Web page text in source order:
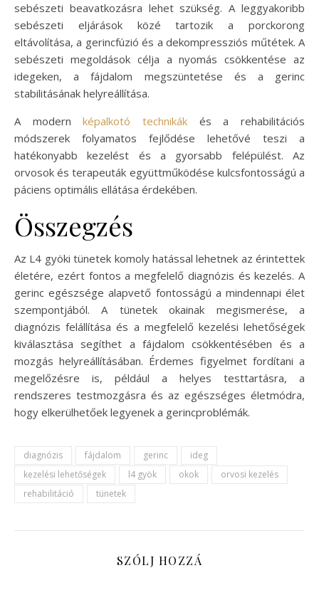
sebészeti beavatkozásra lehet szükség. A leggyakoribb
sebészeti eljárások közé tartozik a porckorong
eltávolítása, a gerincfúzió és a dekompressziós műtétek. A
sebészeti megoldások célja a nyomás csökkentése az
idegeken, a fájdalom megszüntetése és a gerinc
stabilitásának helyreállítása.
A modernképalkotó technikák és a rehabilitációs
módszerek folyamatos fejlődése lehetővé teszi a
hatékonyabb kezelést és a gyorsabb felépülést. Az
orvosok és terapeuták együttműködése kulcsfontosságú a
páciens optimális ellátása érdekében.
Összegzés
Az L4 gyöki tünetek komoly hatással lehetnek az érintettek
életére, ezért fontos a megfelelő diagnózis és kezelés. A
gerinc egészsége alapvető fontosságú a mindennapi élet
szempontjából. A tünetek okainak megismerése, a
diagnózis felállítása és a megfelelő kezelési lehetőségek
kiválasztása segíthet a fájdalom csökkentésében és a
mozgás helyreállításában. Érdemes figyelmet fordítani a
megelőzésre is, például a helyes testtartásra, a
rendszeres testmozgásra és az egészséges életmódra,
hogy elkerülhetőek legyenek a gerincproblémák.
diagnózis fájdalom gerinc
ideg
kezelési lehetőségek
l4 gyök okok
orvosi kezelés
rehabilitáció
tünetek
SZÓLJ HOZZÁ